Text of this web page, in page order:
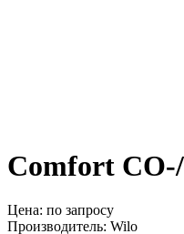
Comfort
Цена: по запросу
Производитель: Wilo